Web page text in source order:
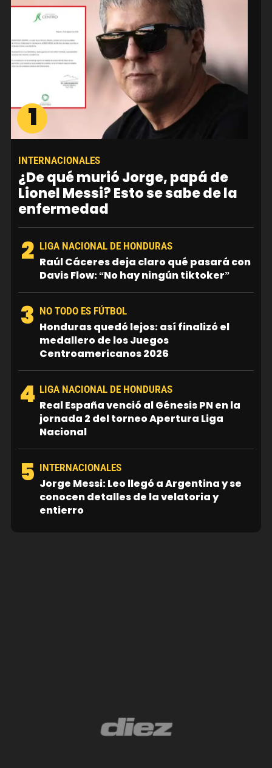
1
INTERNACIONALES
¿De qué murió Jorge, papá de
Lionel Messi? Esto se sabe de la
enfermedad
2 LIGA NACIONAL DE HONDURAS
Raúl Cáceres deja claro qué pasará con
Davis Flow: “No hay ningún tiktoker”
3 NO TODO ES FÚTBOL
Honduras quedó lejos: así finalizó el
medallero de los Juegos
Centroamericanos 2026
4 LIGA NACIONAL DE HONDURAS
Real España venció al Génesis PN en la
jornada 2 del torneo Apertura Liga
Nacional
5 INTERNACIONALES
Jorge Messi: Leo llegó a Argentina y se
conocen detalles de la velatoria y
entierro